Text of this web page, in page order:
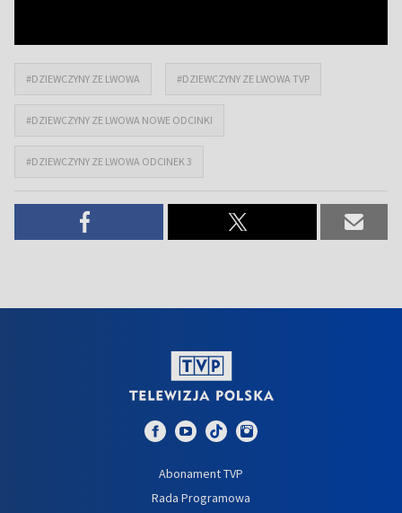
#DZIEWCZYNY ZE LWOWA #DZIEWCZYNY ZE LWOWA TVP
#DZIEWCZYNY ZE LWOWA NOWE ODCINKI
#DZIEWCZYNY ZE LWOWA ODCINEK 3
Abonament TVP
Rada Programowa